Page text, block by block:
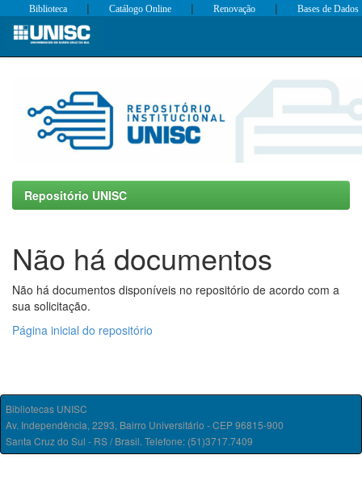
Skip
Biblioteca | Catálogo Online | Renovação | Bases de Dados
Repositório UNISC
Não há documentos
Não há documentos disponíveis no repositório de acordo com a
sua solicitação.
Página inicial do repositório
Bibliotecas UNISC
Av. Independência, 2293, Bairro Universitário - CEP 96815-900
Santa Cruz do Sul - RS / Brasil. Telefone: (51)3717.7409